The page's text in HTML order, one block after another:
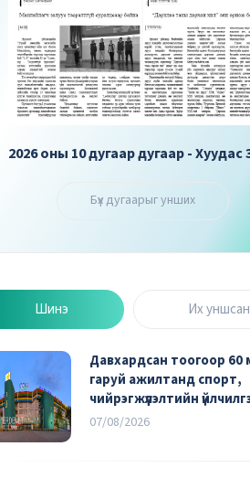
2026 оны 10 дугаар дугаар - Хуудас
Бүх дугаарыг унших
Шинэ Их уншсан
Давхардсан тоогоор 60
гаруй ажилтанд спорт,
чийрэгжүүлэлтийн үйлчилгээ
07/08/2026